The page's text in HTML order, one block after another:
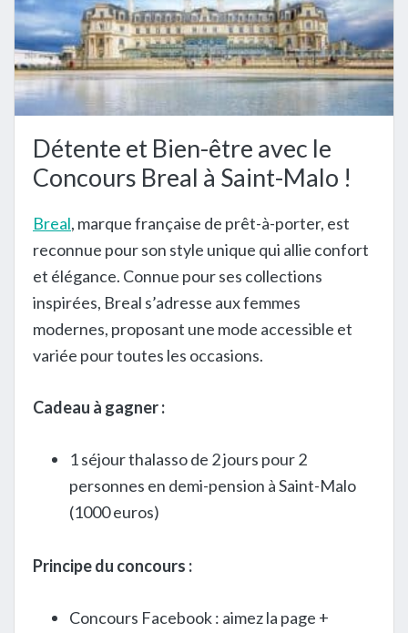
Détente et Bien-être avec le
Concours Breal à Saint-Malo !
Breal, marque française de prêt-à-porter, est
reconnue pour son style unique qui allie confort
et élégance. Connue pour ses collections
inspirées, Breal s’adresse aux femmes
modernes, proposant une mode accessible et
variée pour toutes les occasions.
Cadeau à gagner :
1 séjour thalasso de 2 jours pour 2
personnes en demi-pension à Saint-Malo
(1000 euros)
Principe du concours :
Concours Facebook : aimez la page +